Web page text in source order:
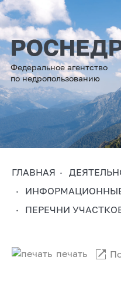
Федеральное агентство
по недропользованию
ГЛАВНАЯ
ПЕРЕЧНИ
печать